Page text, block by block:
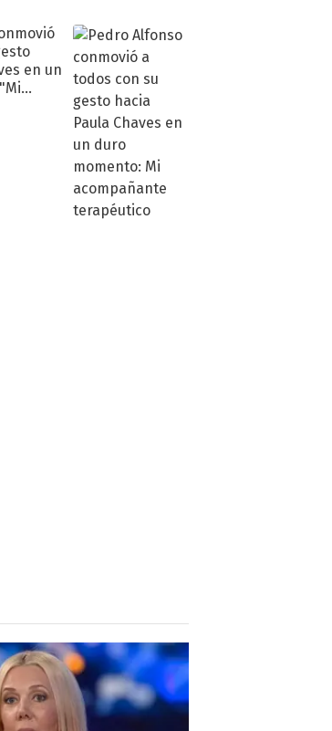
en un